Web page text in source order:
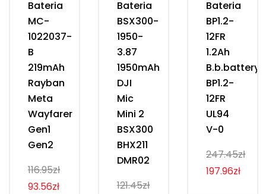
Bateria
MC-
1022037-
B
219mAh
Rayban
Meta
Wayfarer
Gen1
Gen2
116.95zł
93.56zł
Bateria
BSX300-
1950-
3.87
1950mAh
DJI
Mic
Mini 2
BSX300
BHX211
DMR02
121.45zł
Bateria
BP1.2-
12FR
1.2Ah
B.b.battery
BP1.2-
12FR
UL94
V-0
247.45zł
197.96zł